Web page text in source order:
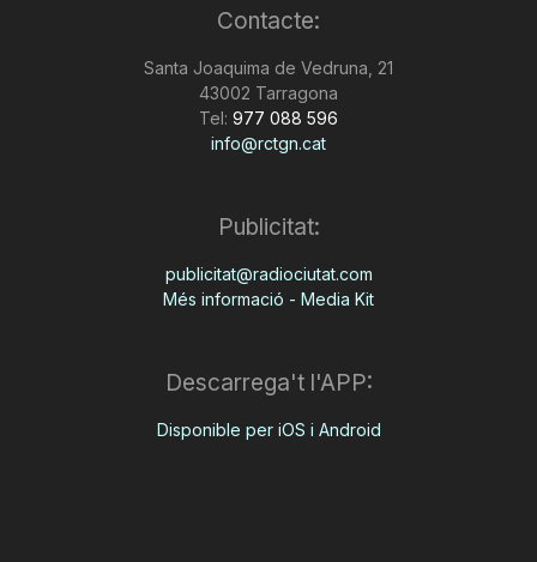
Contacte:
Santa Joaquima de Vedruna, 21
43002 Tarragona
Tel: 977 088 596
info@rctgn.cat
Publicitat:
publicitat@radiociutat.com
Més informació - Media Kit
Descarrega't l'APP:
Disponible per iOS i Android